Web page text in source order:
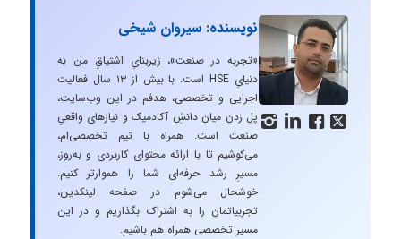
   
نویسنده: سیروان شیخی
«تجربه در صنعت»، زیربنایِ اشتیاقِ من به
دنیایِ HSE است. با بیش از ۱۳ سال فعالیت
اجرایی و تخصصی، هدفم در این وب‌سایت،
پل زدن میان دانشِ آکادمیک و نیازهای واقعیِ
صنعت است. همراه با تیم تخصصی‌ام،
می‌کوشیم تا با ارائه محتوای کاربردی و به‌روز،
مسیرِ رشد حرفه‌ای شما را هموارتر کنیم.
خوشحال می‌شوم در صفحه لینکدین،
تجربیاتمان را به اشتراک بگذاریم و در این
مسیر تخصصی همراه هم باشیم.